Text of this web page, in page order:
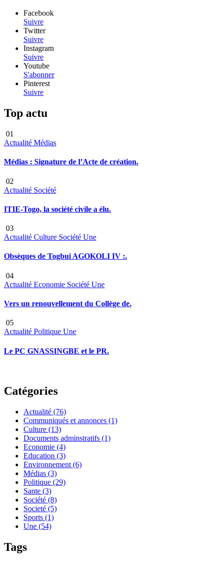
Facebook
Suivre
Twitter
Suivre
Instagram
Suivre
Youtube
S'abonner
Pinterest
Suivre
Top actu
01
Actualité Médias
Médias : Signature de l’Acte de création.
02
Actualité Société
ITIE-Togo, la société civile a élu.
03
Actualité Culture Société Une
Obsèques de Togbui AGOKOLI IV :.
04
Actualité Economie Société Une
Vers un renouvellement du Collège de.
05
Actualité Politique Une
Le PC GNASSINGBE et le PR.
Catégories
Actualité (76)
Communiqués et annonces (1)
Culture (13)
Documents adminstratifs (1)
Economie (4)
Education (3)
Environnement (6)
Médias (3)
Politique (29)
Sante (3)
Société (8)
Societé (5)
Sports (1)
Une (54)
Tags